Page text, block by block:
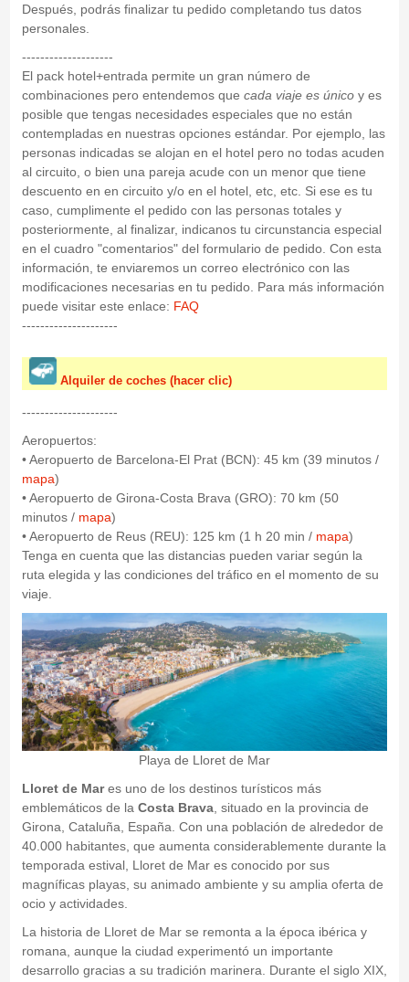
Después, podrás finalizar tu pedido completando tus datos
personales.
--------------------
El pack hotel+entrada permite un gran número de
combinaciones pero entendemos que cada viaje es únicoy es
posible que tengas necesidades especiales que no están
contempladas en nuestras opciones estándar. Por ejemplo, las
personas indicadas se alojan en el hotel pero no todas acuden
al circuito, o bien una pareja acude con un menor que tiene
descuento en en circuito y/o en el hotel, etc, etc. Si ese es tu
caso, cumplimente el pedido con las personas totales y
posteriormente, al finalizar, indicanos tu circunstancia especial
en el cuadro "comentarios" del formulario de pedido. Con esta
información, te enviaremos un correo electrónico con las
modificaciones necesarias en tu pedido. Para más información
puede visitar este enlace: FAQ
---------------------
Alquiler de coches (hacer clic)
---------------------
Aeropuertos:
• Aeropuerto de Barcelona-El Prat (BCN): 45 km (39 minutos /
mapa)
• Aeropuerto de Girona-Costa Brava (GRO): 70 km (50
minutos / mapa)
• Aeropuerto de Reus (REU): 125 km (1 h 20 min / mapa)
Tenga en cuenta que las distancias pueden variar según la
ruta elegida y las condiciones del tráfico en el momento de su
viaje.
Playa de Lloret de Mar
Lloret de Mares uno de los destinos turísticos más
emblemáticos de la Costa Brava, situado en la provincia de
Girona, Cataluña, España. Con una población de alrededor de
40.000 habitantes, que aumenta considerablemente durante la
temporada estival, Lloret de Mar es conocido por sus
magníficas playas, su animado ambiente y su amplia oferta de
ocio y actividades.
La historia de Lloret de Mar se remonta a la época ibérica y
romana, aunque la ciudad experimentó un importante
desarrollo gracias a su tradición marinera. Durante el siglo XIX,